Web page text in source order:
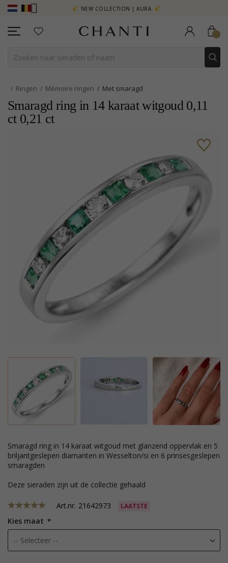
- KLIK HIER NEW COLLECTION | AURA
Ringen Mémoire ringen Met smaragd
Smaragd ring in 14 karaat witgoud 0,11
ct 0,21 ct
smaragd ring in 14 karaat witgoud met glanzend oppervlak en 5
briljantgeslepen diamanten in Wesselton/si en 6 prinsesgeslepen
smaragden
Deze sieraden zijn uit de collectie gehaald
Art.nr. 21642973 LAATSTE
Kies maat